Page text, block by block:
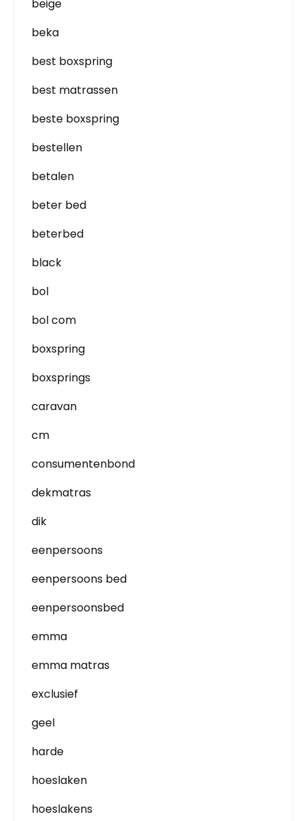
beige
beka
best boxspring
best matrassen
beste boxspring
bestellen
betalen
beter bed
beterbed
black
bol
bol com
boxspring
boxsprings
caravan
cm
consumentenbond
dekmatras
dik
eenpersoons
eenpersoons bed
eenpersoonsbed
emma
emma matras
exclusief
geel
harde
hoeslaken
hoeslakens